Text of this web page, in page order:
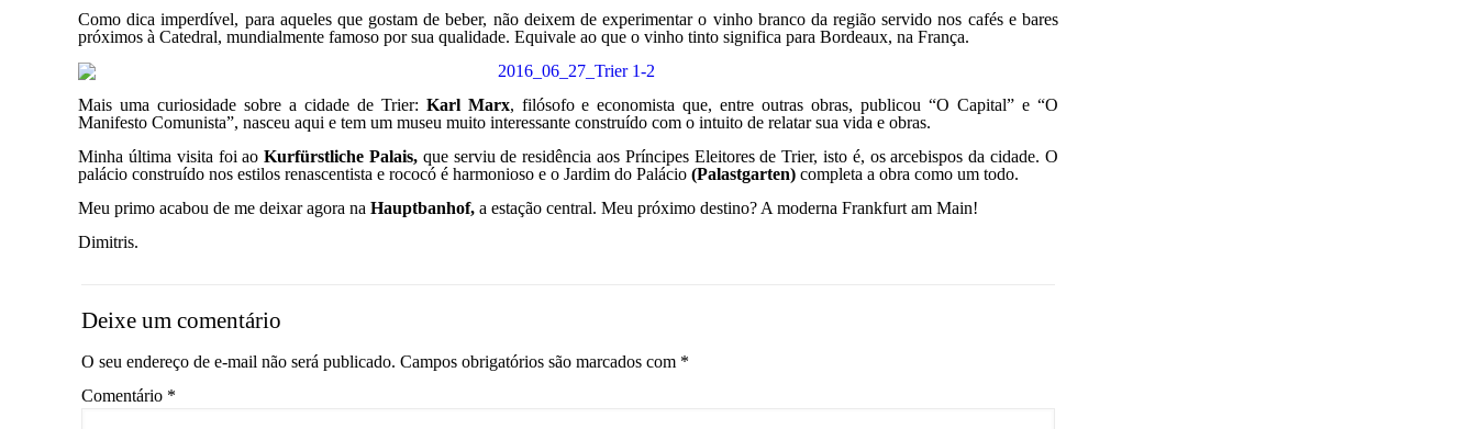
Como dica imperdível, para aqueles que gostam de beber, não deixem de experimentar o vinho branco da região servido nos cafés e bares
próximos à Catedral, mundialmente famoso por sua qualidade. Equivale ao que o vinho tinto significa para Bordeaux, na França.
Mais uma curiosidade sobre a cidade de Trier: Karl Marx, filósofo e economista que, entre outras obras, publicou “O Capital” e “O
Manifesto Comunista”, nasceu aqui e tem um museu muito interessante construído com o intuito de relatar sua vida e obras.
Minha última visita foi aoKurfürstliche Palais,que serviu de residência aos Príncipes Eleitores de Trier, isto é, os arcebispos da cidade. O
palácio construído nos estilos renascentista e rococó é harmonioso e o Jardim do Palácio(Palastgarten) completa a obra como um todo.
Meu primo acabou de me deixar agora naHauptbanhof, a estação central. Meu próximo destino? A moderna Frankfurt am Main!
Dimitris.
Deixe um comentário
O seu endereço de e-mail não será publicado. Campos obrigatórios são marcados com *
Comentário *